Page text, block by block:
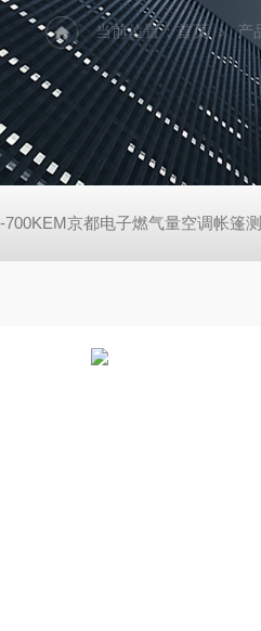
当前位置：首页 产
700KEM京都电子燃气量空调帐篷